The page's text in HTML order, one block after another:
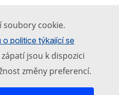
soubory cookie.
o politice týkající se
jsou k dispozici
změny preferencí.